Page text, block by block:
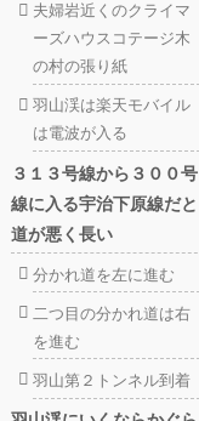
夫婦岩近くのクライマ
ーズハウスコテージ木
の村の張り紙
羽山渓は楽天モバイル
は電波が入る
３１３号線から３００号
線に入る宇治下原線だと
道が悪く長い
分かれ道を左に進む
二つ目の分かれ道は右
を進む
羽山第２トンネル到着